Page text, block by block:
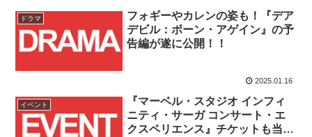
ドラマ
フォギーやカレンの姿も！『デア
デビル：ボーン・アゲイン』の予
告編が遂に公開！！
2025.01.16
イベント
『マーベル・スタジオ インフィ
ニティ・サーガ コンサート・エ
クスペリエンス』チケットも当た